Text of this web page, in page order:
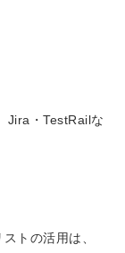
Jira・TestRailな
トの活用は、